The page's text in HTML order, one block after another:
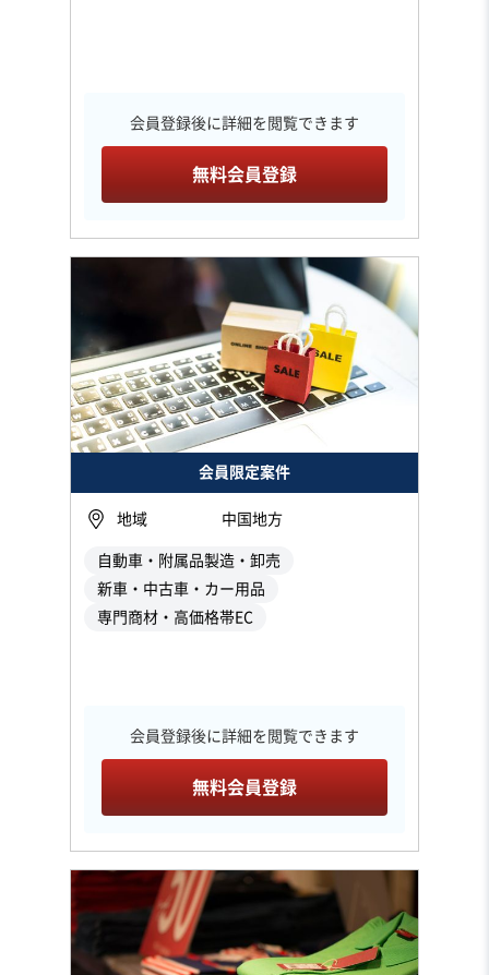
会員登録後に詳細を閲覧できます
無料会員登録
会員限定案件
地域 中国地方
自動車・附属品製造・卸売
新車・中古車・カー用品
専門商材・高価格帯EC
会員登録後に詳細を閲覧できます
無料会員登録